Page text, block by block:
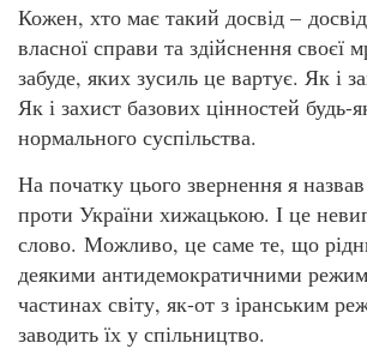
Кожен, хто має такий досвід –
власної справи та здійснення своєї
забуде, яких зусиль це вартує. Як і
Як і захист базових цінностей будь-
нормального суспільства.
На початку цього звернення я
проти України хижацькою. І це
слово. Можливо, це саме те, що
деякими антидемократичними
частинах світу, як-от з іранським
заводить їх у спільництво.